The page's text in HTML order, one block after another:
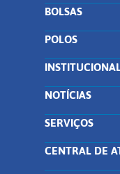
BOLSAS
POLOS
NOTÍCIAS
SERVIÇOS
CENTRAL DE